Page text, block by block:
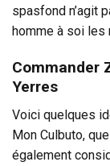
spasfond n’agit
homme à soi les
Commander
Yerres
Voici quelques
Mon Culbuto,
également